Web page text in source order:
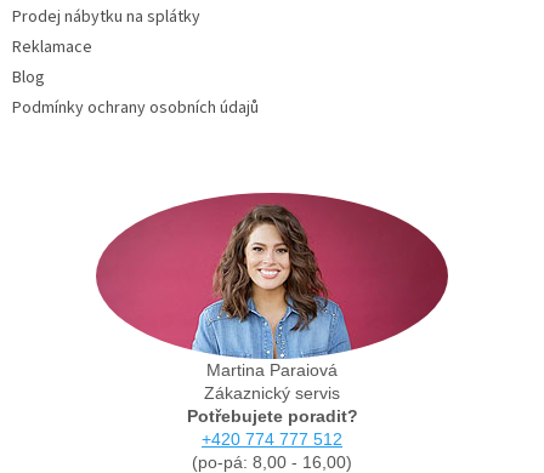
Prodej nábytku na splátky
Reklamace
Blog
Podmínky ochrany osobních údajů
Martina Paraiová
Zákaznický servis
Potřebujete poradit?
+420 774 777 512
(po-pá: 8,00 - 16,00)